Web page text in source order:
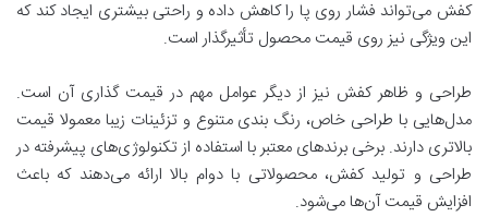
کفش می‌تواند فشار روی پا را کاهش داده و راحتی بیشتری ایجاد کند که
این ویژگی نیز روی قیمت محصول تأثیرگذار است.
طراحی و ظاهر کفش نیز از دیگر عوامل مهم در قیمت ‌گذاری آن است.
مدل‌هایی با طراحی خاص، رنگ‌ بندی متنوع و تزئینات زیبا معمولا قیمت
بالاتری دارند. برخی برندهای معتبر با استفاده از تکنولوژی‌های پیشرفته در
طراحی و تولید کفش، محصولاتی با دوام بالا ارائه می‌دهند که باعث
افزایش قیمت آن‌ها می‌شود.